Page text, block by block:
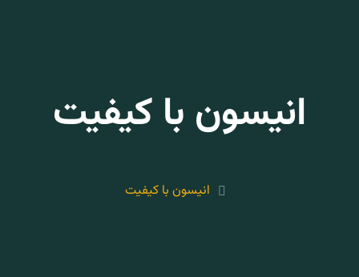
انیسون با کیفیت
انیسون با کیفیت